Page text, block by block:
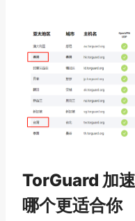
TorGuard 加
哪个更适合你